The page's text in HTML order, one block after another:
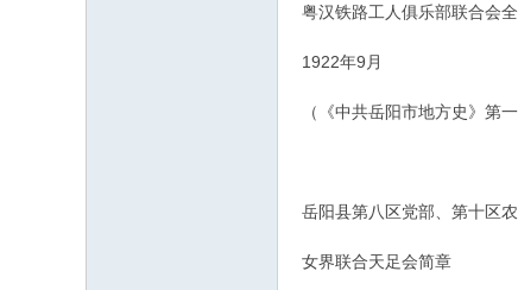
粤汉铁路工人俱乐部联合会
1922年9月
（《中共岳阳市地方史》第
岳阳县第八区党部、第十区
女界联合天足会简章